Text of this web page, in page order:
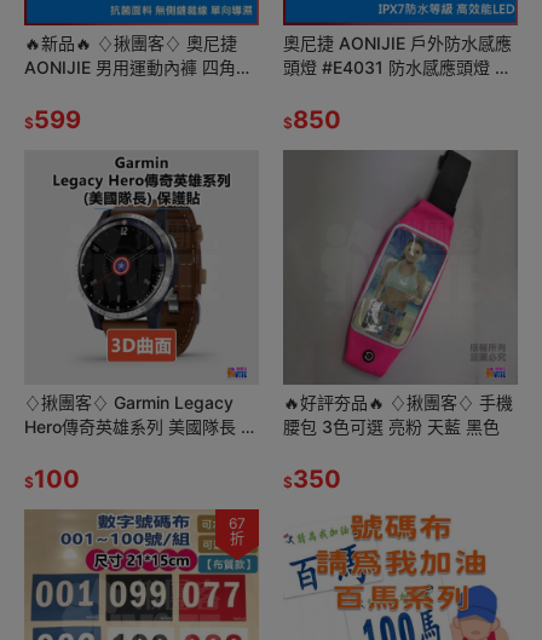
🔥新品🔥 ♢揪團客♢ 奧尼捷
AONIJIE 男用運動內褲 四角
$599
奧尼捷 AONIJIE 戶外防水感應
頭燈 #E4031 防水感應頭燈 跑
$850
♢揪團客♢ Garmin Legacy
Hero傳奇英雄系列 美國隊長 驚
達 芮 保護貼
$100
🔥好評夯品🔥 ♢揪團客♢ 手機
腰包 3色可選 亮粉 天藍 黑色
$350
67
折